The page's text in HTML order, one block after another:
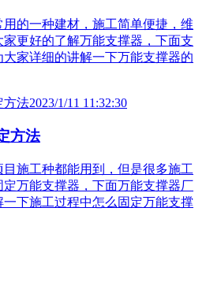
的一种建材，施工简单便捷，维
更好的了解万能支撑器，下面支
家详细的讲解一下万能支撑器的
2023/1/11 11:32:30
方法
施工种都能用到，但是很多施工
定万能支撑器，下面万能支撑器厂
下施工过程中怎么固定万能支撑